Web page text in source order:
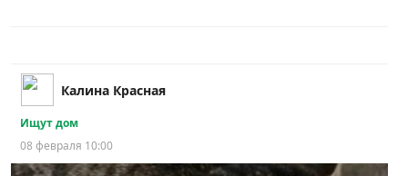
Калина Красная
Ищут дом
08 февраля 10:00